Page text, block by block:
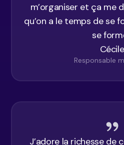
m’organiser et ça me
qu’on a le temps de se
se
Cécile
Responsable
J’adore la richesse de